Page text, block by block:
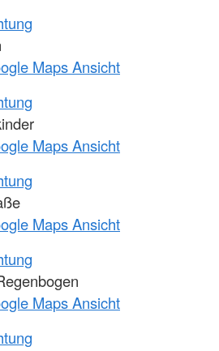
Maps Ansicht
Maps Ansicht
Maps Ansicht
Maps Ansicht